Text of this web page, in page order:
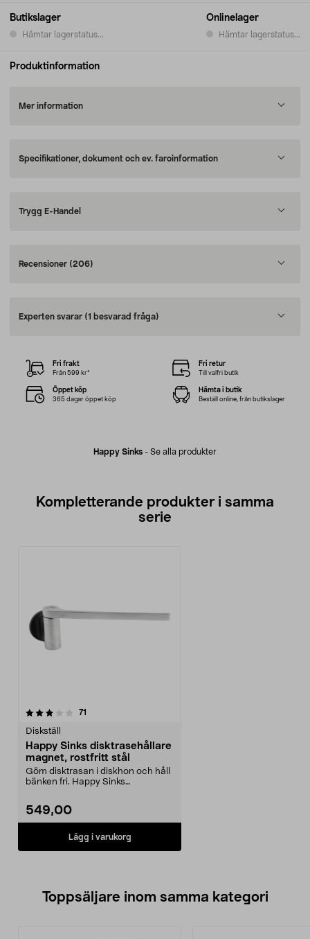
Butikslager
Hämtar lagerstatus...
Onlinelager
Hämtar lagerstatus...
Produktinformation
Mer information
Specifikationer, dokument och ev. faroinformation
Trygg E-Handel
Recensioner (206)
Experten svarar (1 besvarad fråga)
Happy Sinks - Se alla produkter
Fri frakt
Från 599 kr*
Fri retur
Till valfri butik
Öppet köp
365 dagar öppet köp
Hämta i butik
Beställ online, från butikslager
Kompletterande produkter i samma
serie
71
Diskställ
Happy Sinks disktrasehållare
magnet, rostfritt stål
Göm disktrasan i diskhon och håll
bänken fri. Happy Sinks
549,00
Lägg i varukorg
Toppsäljare inom samma kategori